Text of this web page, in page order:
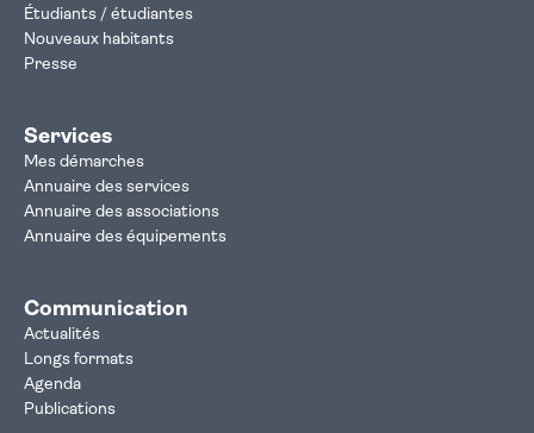
Étudiants / étudiantes
Nouveaux habitants
Presse
Services
Mes démarches
Annuaire des services
Annuaire des associations
Annuaire des équipements
Communication
Actualités
Longs formats
Agenda
Publications